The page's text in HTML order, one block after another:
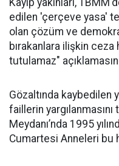
Kayıp yakınları,
edilen 'çerçeve yasa'
olan çözüm ve
bırakanlara ilişkin ceza
tutulamaz"
Gözaltında kaybedilen
faillerin
Meydanı’nda 1995
Cumartesi Anneleri bu